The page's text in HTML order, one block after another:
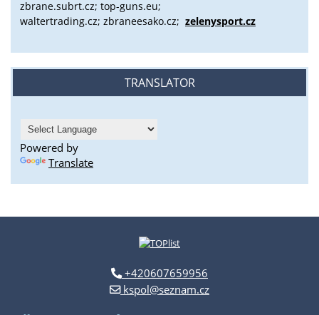
zbrane.subrt.cz; top-guns.eu;
waltertrading.cz; zbraneesako.cz; zelenysport.cz
TRANSLATOR
Powered by
Translate
+420607659956
kspol@seznam.cz